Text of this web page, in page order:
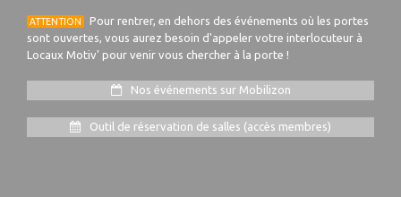
ATTENTION
Pour rentrer, en dehors des événements où les portes
sont ouvertes, vous aurez besoin d'appeler votre interlocuteur à
Locaux Motiv' pour venir vous chercher à la porte !
Nos événements sur Mobilizon
Outil de réservation de salles (accès membres)